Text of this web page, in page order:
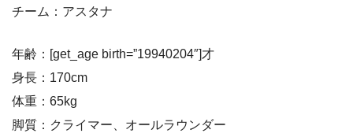
チーム：アスタナ
年齢：[get_age birth=”19940204″]才
身長：170cm
体重：65kg
脚質：クライマー、オールラウンダー